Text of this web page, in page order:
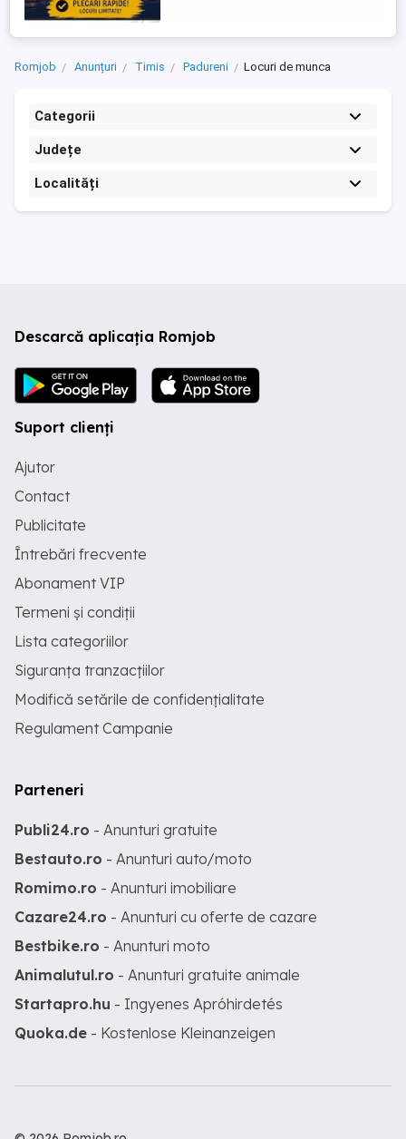
Asigurare Medicală - Concediu Plătit Se ...
Romjob Anunțuri Timis Padureni Locuri de munca
Categorii
Județe
Localități
Descarcă aplicația Romjob
Suport clienți
Ajutor
Contact
Publicitate
Întrebări frecvente
Abonament VIP
Termeni și condiții
Lista categoriilor
Siguranța tranzacțiilor
Modifică setările de confidențialitate
Regulament Campanie
Parteneri
Publi24.ro - Anunturi gratuite
Bestauto.ro - Anunturi auto/moto
Romimo.ro - Anunturi imobiliare
Cazare24.ro - Anunturi cu oferte de cazare
Bestbike.ro - Anunturi moto
Animalutul.ro - Anunturi gratuite animale
Startapro.hu - Ingyenes Apróhirdetés
Quoka.de - Kostenlose Kleinanzeigen